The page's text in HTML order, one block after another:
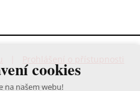
serveru
cookies
na našem webu!